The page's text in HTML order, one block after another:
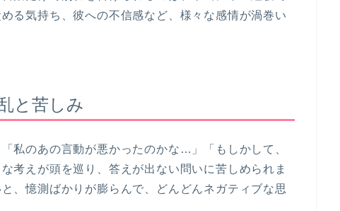
る気持ち、彼への不信感など、様々な感情が渦巻い
と苦しみ
私のあの言動が悪かったのかな…」「もしかして、
考えが頭を巡り、答えが出ない問いに苦しめられま
、憶測ばかりが膨らんで、どんどんネガティブな思